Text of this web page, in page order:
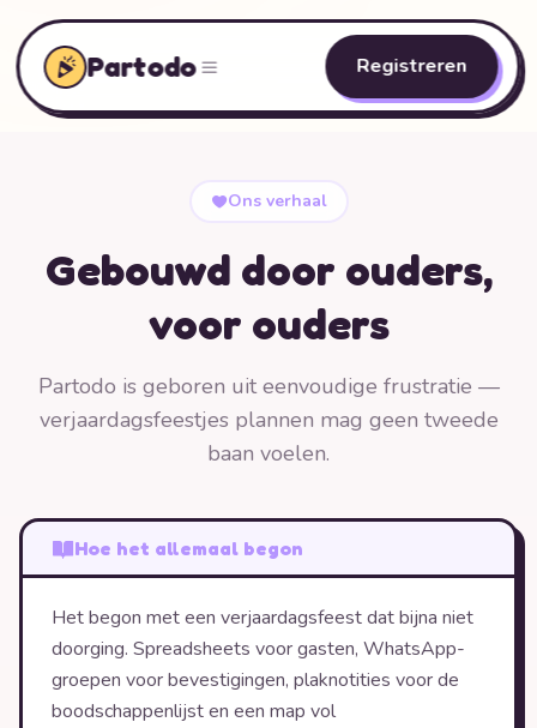
Partodo Registreren
Ons verhaal
Gebouwd door ouders,
voor ouders
Partodo is geboren uit eenvoudige frustratie —
verjaardagsfeestjes plannen mag geen tweede
baan voelen.
Hoe het allemaal begon
Het begon met een verjaardagsfeest dat bijna niet
doorging. Spreadsheets voor gasten, WhatsApp-
groepen voor bevestigingen, plaknotities voor de
boodschappenlijst en een map vol